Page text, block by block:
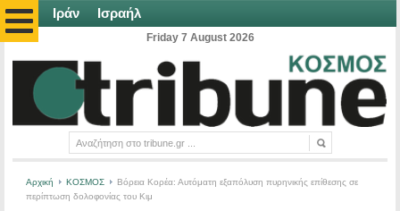
Ιράν Ισραήλ
Friday 7 August 2026
Αρχική ΚΟΣΜΟΣ
Βόρεια Κορέα: Αυτόματη εξαπόλυση πυρηνικής επίθεσης σε
περίπτωση δολοφονίας του Κιμ